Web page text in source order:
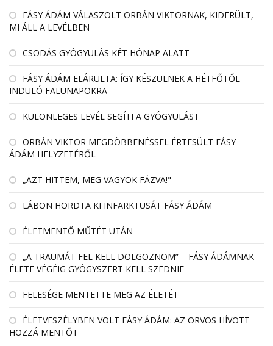
FÁSY ÁDÁM VÁLASZOLT ORBÁN VIKTORNAK, KIDERÜLT,
MI ÁLL A LEVÉLBEN
CSODÁS GYÓGYULÁS KÉT HÓNAP ALATT
FÁSY ÁDÁM ELÁRULTA: ÍGY KÉSZÜLNEK A HÉTFŐTŐL
INDULÓ FALUNAPOKRA
KÜLÖNLEGES LEVÉL SEGÍTI A GYÓGYULÁST
ORBÁN VIKTOR MEGDÖBBENÉSSEL ÉRTESÜLT FÁSY
ÁDÁM HELYZETÉRŐL
„AZT HITTEM, MEG VAGYOK FÁZVA!"
LÁBON HORDTA KI INFARKTUSÁT FÁSY ÁDÁM
ÉLETMENTŐ MŰTÉT UTÁN
„A TRAUMÁT FEL KELL DOLGOZNOM” – FÁSY ÁDÁMNAK
ÉLETE VÉGÉIG GYÓGYSZERT KELL SZEDNIE
FELESÉGE MENTETTE MEG AZ ÉLETÉT
ÉLETVESZÉLYBEN VOLT FÁSY ÁDÁM: AZ ORVOS HÍVOTT
HOZZÁ MENTŐT